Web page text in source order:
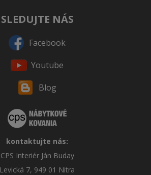
SLEDUJTE NÁS
Facebook
Youtube
Blog
kontaktujte nás:
CPS Interiér Ján Buday
Levická 7, 949 01 Nitra